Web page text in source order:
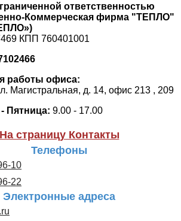
ответственностью
Коммерческая фирма "ТЕПЛО"
КПП 760401001
работы офиса:
Магистральная, д. 14, офис 213 , 209
Пятница: 9.00 - 17.00
На страницу Контакты
Телефоны
10
22
Электронные адреса